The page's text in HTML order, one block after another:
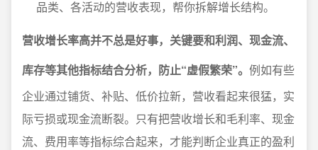
品类、各活动的营收表现，帮你拆解增长结构。
营收增长率高并不总是好事，关键要和利润、现金流、
库存等其他指标结合分析，防止“虚假繁荣”。 例如有些
企业通过铺货、补贴、低价拉新，营收看起来很猛，实
际亏损或现金流断裂。只有把营收增长和毛利率、现金
流、费用率等指标综合起来，才能判断企业真正的盈利